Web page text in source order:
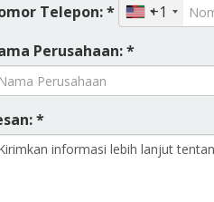
Telepon: *
+1
Perusahaan: *
*